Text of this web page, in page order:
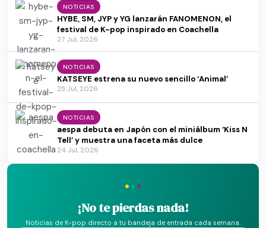
NOTICIAS
HYBE, SM, JYP y YG lanzarán FANOMENON, el
festival de K-pop inspirado en Coachella
27 Jul, 2026
NOTICIAS
KATSEYE estrena su nuevo sencillo ‘Animal’
25 Jul, 2026
NOTICIAS
aespa debuta en Japón con el miniálbum ‘Kiss N
Tell’ y muestra una faceta más dulce
24 Jul, 2026
···
¡No te pierdas nada!
Noticias de K-pop directo a tu bandeja de entrada cada semana.